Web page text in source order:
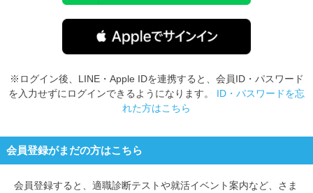
※ログイン後、LINE・Apple IDを連携すると、会員ID・パスワード
を入力せずにログインできるようになります。 ID・パスワードを忘
れた方はこちら
会員登録がまだの方はこちら
会員登録すると、 適職診断テストや就活イベント案内など、さま